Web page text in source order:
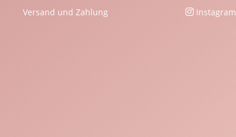
Versand und Zahlung
 Instagram